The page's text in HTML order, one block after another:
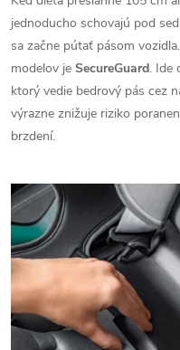
jednoducho schovajú pod
sa začne pútať pásom
modelov je SecureGuard. Ide
ktorý vedie bedrový pás cez
výrazne znižuje riziko
brzdení.